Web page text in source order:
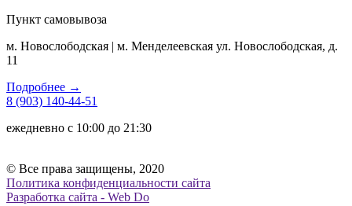
Пункт самовывоза
м. Новослободская | м. Менделеевская ул. Новослободская, д.
11
Подробнее →
8 (903) 140-44-51
ежедневно с 10:00 до 21:30
© Все права защищены, 2020
Политика конфиденциальности сайта
Разработка сайта - Web Do